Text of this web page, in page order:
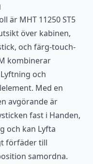
är MHT 11250 ST5
över kabinen,
och färg-touch-
kombinerar
och
Med en
avgörande är
fast i Handen,
och kan Lyfta
förfäder till
samordna.